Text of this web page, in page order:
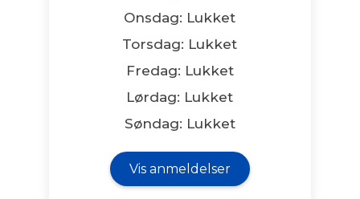
Onsdag: Lukket
Torsdag: Lukket
Fredag: Lukket
Lørdag: Lukket
Søndag: Lukket
Vis anmeldelser